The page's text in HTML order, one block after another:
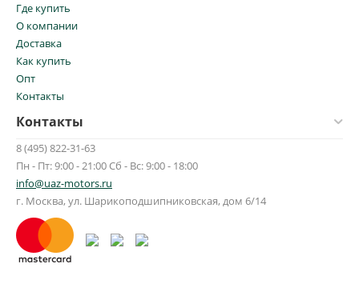
Где купить
О компании
Доставка
Как купить
Опт
Контакты
Контакты
8 (495) 822-31-63
Пн - Пт: 9:00 - 21:00 Сб - Вс: 9:00 - 18:00
info@uaz-motors.ru
г. Москва, ул. Шарикоподшипниковская, дом 6/14